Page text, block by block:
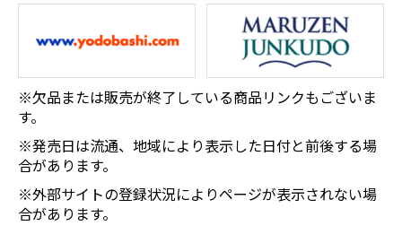
※欠品または販売が終了している商品リンクもございま
す。
※発売日は流通、地域により表示した日付と前後する場
合があります。
※外部サイトの登録状況によりページが表示されない場
合があります。